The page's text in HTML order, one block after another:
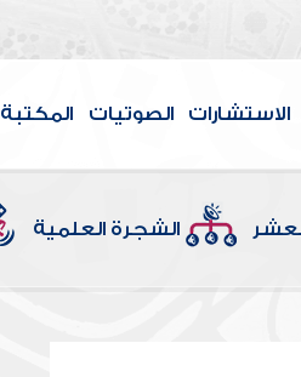
الاستشارات الصوتيات المكتبة
الشجرة العلمية